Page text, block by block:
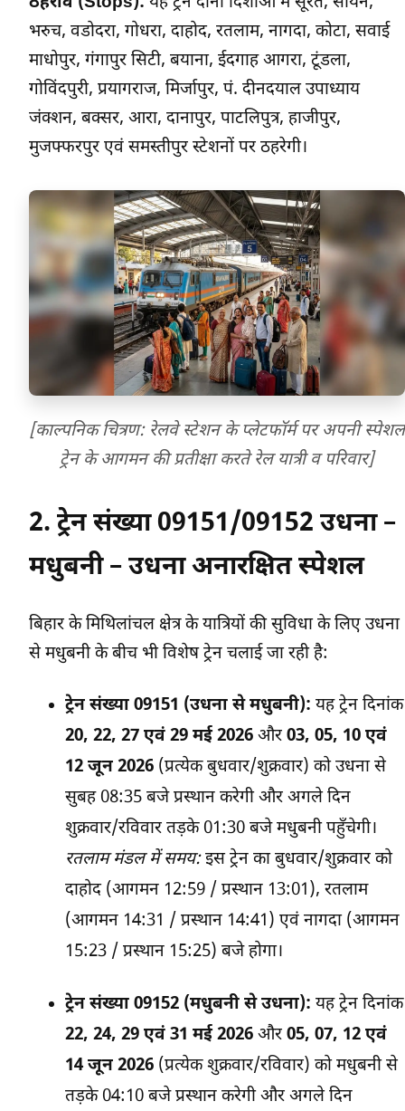
भरुच, वडोदरा, गोधरा, दाहोद, रतलाम, नागदा, कोटा, सवाई
माधोपुर, गंगापुर सिटी, बयाना, ईदगाह आगरा, टूंडला,
गोविंदपुरी, प्रयागराज, मिर्जापुर, पं. दीनदयाल उपाध्याय
जंक्शन, बक्सर, आरा, दानापुर, पाटलिपुत्र, हाजीपुर,
मुजफ्फरपुर एवं समस्तीपुर स्टेशनों पर ठहरेगी।
[काल्पनिक चित्रण: रेलवे स्टेशन के प्लेटफॉर्म पर अपनी स्पेशल
ट्रेन के आगमन की प्रतीक्षा करते रेल यात्री व परिवार]
2. ट्रेन संख्या 09151/09152 उधना –
मधुबनी – उधना अनारक्षित स्पेशल
बिहार के मिथिलांचल क्षेत्र के यात्रियों की सुविधा के लिए उधना
से मधुबनी के बीच भी विशेष ट्रेन चलाई जा रही है:
ट्रेन संख्या 09151 (उधना से मधुबनी): यह ट्रेन दिनांक
20, 22, 27 एवं 29 मई 2026 और 03, 05, 10 एवं
12 जून 2026 (प्रत्येक बुधवार/शुक्रवार) को उधना से
सुबह 08:35 बजे प्रस्थान करेगी और अगले दिन
शुक्रवार/रविवार तड़के 01:30 बजे मधुबनी पहुँचेगी।
रतलाम मंडल में समय:इस ट्रेन का बुधवार/शुक्रवार को
दाहोद (आगमन 12:59 / प्रस्थान 13:01), रतलाम
(आगमन 14:31 / प्रस्थान 14:41) एवं नागदा (आगमन
15:23 / प्रस्थान 15:25) बजे होगा।
ट्रेन संख्या 09152 (मधुबनी से उधना): यह ट्रेन दिनांक
22, 24, 29 एवं 31 मई 2026 और 05, 07, 12 एवं
14 जून 2026 (प्रत्येक शुक्रवार/रविवार) को मधुबनी से
तड़के 04:10 बजे प्रस्थान करेगी और अगले दिन